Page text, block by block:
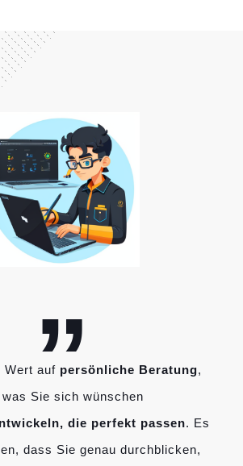
„
Wert auf persönliche Beratung,
Sie sich wünschen
die perfekt passen. Es
dass Sie genau durchblicken,